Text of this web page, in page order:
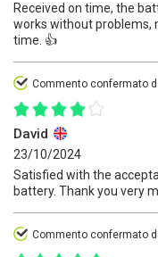
Received on time, the
works without problems,
time. 👍
Commento confermato
David
23/10/2024
Satisfied with the
battery. Thank you very
Commento confermato